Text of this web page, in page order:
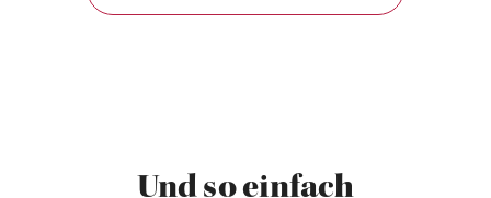
Und so einfach